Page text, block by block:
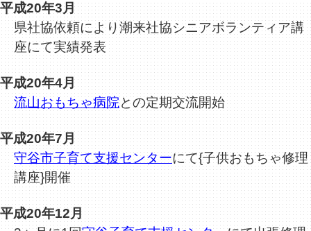
平成20年3月
県社協依頼により潮来社協シニアボランティア講
座にて実績発表
平成20年4月
流山おもちゃ病院との定期交流開始
平成20年7月
守谷市子育て支援センターにて{子供おもちゃ修理
講座}開催
平成20年12月